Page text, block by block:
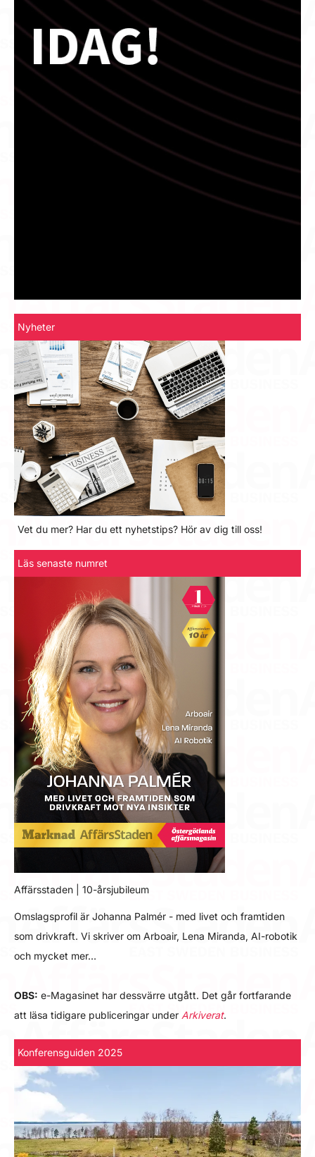
Nyheter
Vet du mer? Har du ett nyhetstips? Hör av dig till oss!
Läs senaste numret
Affärsstaden | 10-årsjubileum
Omslagsprofil är Johanna Palmér - med livet och framtiden
som drivkraft. Vi skriver om Arboair, Lena Miranda, AI-robotik
och mycket mer…
OBS: e-Magasinet har dessvärre utgått. Det går fortfarande
att läsa tidigare publiceringar under Arkiverat.
Konferensguiden 2025